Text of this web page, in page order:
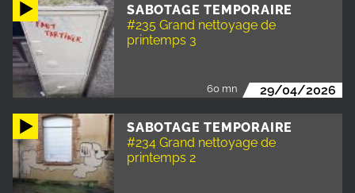
SABOTAGE TEMPORAIRE
#235 Grand nettoyage de
printemps 3
60 mn 29/04/2026
SABOTAGE TEMPORAIRE
#234 Grand nettoyage de
printemps 2